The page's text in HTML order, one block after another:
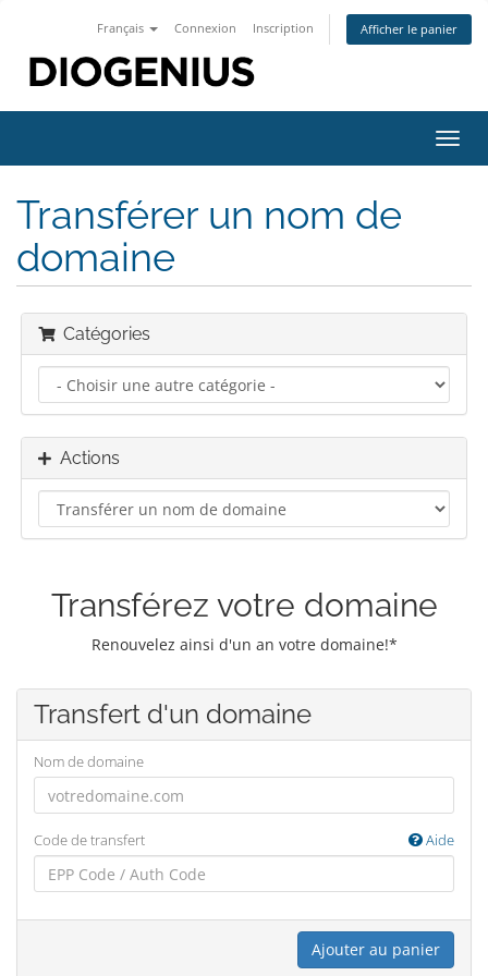
Français Connexion Inscription Afficher le panier
la
Transférer un nom de
domaine
Catégories
Actions
Transférez votre domaine
Renouvelez ainsi d'un an votre domaine!*
Transfert d'un domaine
Nom de domaine
Code de transfert Aide
Ajouter au panier